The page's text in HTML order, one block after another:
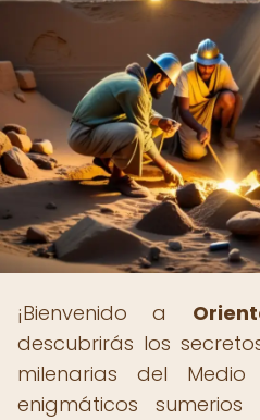
¡Bienvenido a
descubrirás los
milenarias del
enigmáticos